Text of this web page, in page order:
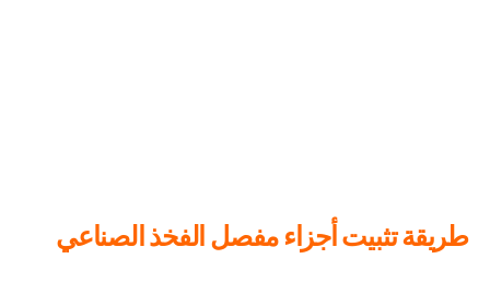
طريقة تثبيت أجزاء مفصل الفخذ الصناعي